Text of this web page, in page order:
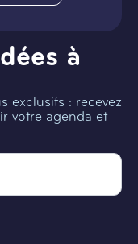
à
exclusifs : recevez
votre agenda et